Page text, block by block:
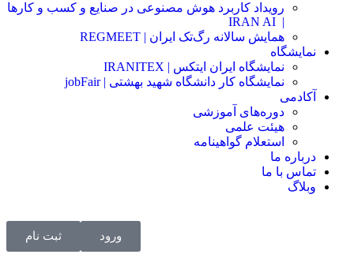
رویداد کاربرد هوش مصنوعی در صنایع و کسب و کارها
|
IRAN AI
همایش سالانه رگ‌تک ایران | REGMEET
نمایشگاه
نمایشگاه ایران ایتکس | IRANITEX
نمایشگاه کار دانشگاه شهید بهشتی | jobFair
آکادمی
دوره‌های آموزشی
هیئت علمی
استعلام گواهینامه
درباره ما
تماس با ما
وبلاگ
ورود ثبت نام